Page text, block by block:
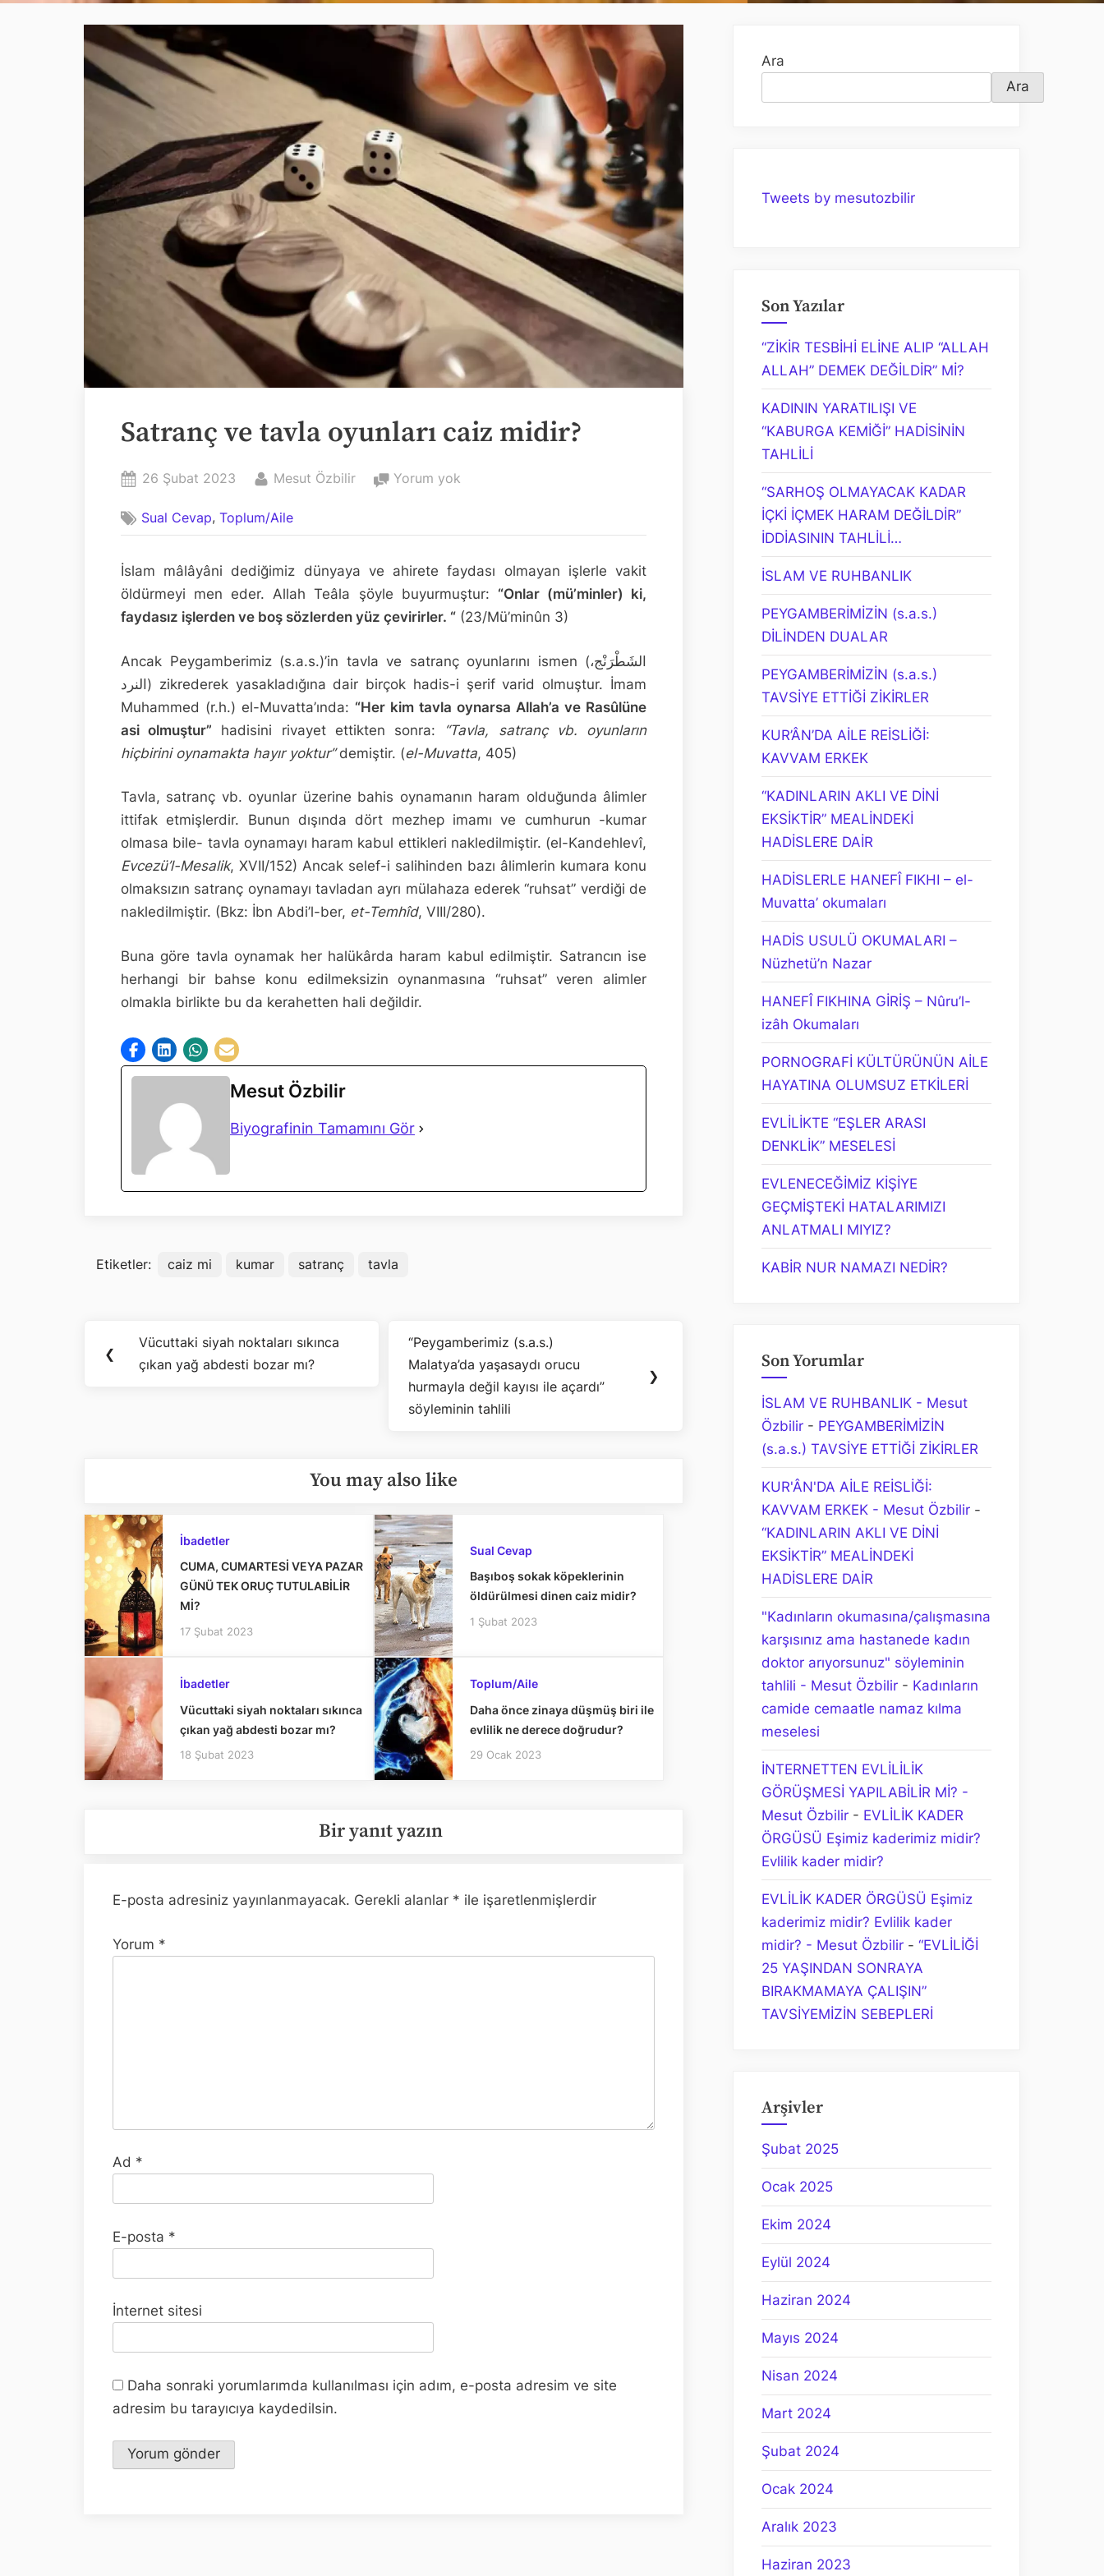
Satranç ve tavla oyunları caiz midir?
Posted
26 Şubat 2023 By
Mesut Özbilir Yorum yok
caiz
midir?
Sual Cevap,Toplum/Aile
İslam mâlâyâni dediğimiz dünyaya ve ahirete faydası olmayan işlerle vakit
öldürmeyi men eder. Allah Teâla şöyle buyurmuştur: “Onlar (mü’minler) ki,
faydasız işlerden ve boş sözlerden yüz çevirirler. “ (23/Mü’minûn 3)
Ancak Peygamberimiz (s.a.s.)’in tavla ve satranç oyunlarını ismen (الشَطْرَنْج،
النرد) zikrederek yasakladığına dair birçok hadis-i şerif varid olmuştur. İmam
Muhammed (r.h.) el-Muvatta’ında: “Her kim tavla oynarsa Allah’a ve Rasûlüne
asi olmuştur” hadisini rivayet ettikten sonra:
“Tavla, satranç vb. oyunların
hiçbirini oynamakta hayır yoktur”demiştir. (el-Muvatta, 405)
Tavla, satranç vb. oyunlar üzerine bahis oynamanın haram olduğunda âlimler
ittifak etmişlerdir. Bunun dışında dört mezhep imamı ve cumhurun -kumar
olmasa bile- tavla oynamayı haram kabul ettikleri nakledilmiştir. (el-Kandehlevî,
Evcezü’l-Mesalik, XVII/152) Ancak selef-i salihinden bazı âlimlerin kumara konu
olmaksızın satranç oynamayı tavladan ayrı mülahaza ederek “ruhsat” verdiği de
nakledilmiştir. (Bkz: İbn Abdi’l-ber, et-Temhîd, VIII/280).
Buna göre tavla oynamak her halükârda haram kabul edilmiştir. Satrancın ise
herhangi bir bahse konu edilmeksizin oynanmasına “ruhsat” veren alimler
olmakla birlikte bu da kerahetten hali değildir.
Mesut Özbilir
Biyografinin Tamamını Gör
Etiketler: caiz mi kumar satranç tavla
gezinmesi
❮
Previous
Post:
Vücuttaki siyah noktaları sıkınca
çıkan yağ abdesti bozar mı?
Next
Post:
“Peygamberimiz (s.a.s.)
Malatya’da yaşasaydı orucu
hurmayla değil kayısı ile açardı”
söyleminin tahlili
❯
You may also like
İbadetler
CUMA, CUMARTESİ VEYA PAZAR
GÜNÜ TEK ORUÇ TUTULABİLİR
Mİ?
17 Şubat 2023
Sual Cevap
Başıboş sokak köpeklerinin
öldürülmesi dinen caiz midir?
1 Şubat 2023
İbadetler
Vücuttaki siyah noktaları sıkınca
çıkan yağ abdesti bozar mı?
18 Şubat 2023
Toplum/Aile
Daha önce zinaya düşmüş biri ile
evlilik ne derece doğrudur?
29 Ocak 2023
Bir yanıt yazın
E-posta adresiniz yayınlanmayacak. Gerekli alanlar * ile işaretlenmişlerdir
Yorum *
Ad *
E-posta *
İnternet sitesi
Daha sonraki yorumlarımda kullanılması için adım, e-posta adresim ve site
adresim bu tarayıcıya kaydedilsin.
Ara
Ara
Tweets by mesutozbilir
Son Yazılar
“ZİKİR TESBİHİ ELİNE ALIP “ALLAH
ALLAH” DEMEK DEĞİLDİR” Mİ?
KADININ YARATILIŞI VE
“KABURGA KEMİĞİ” HADİSİNİN
TAHLİLİ
“SARHOŞ OLMAYACAK KADAR
İÇKİ İÇMEK HARAM DEĞİLDİR”
İDDİASININ TAHLİLİ…
İSLAM VE RUHBANLIK
PEYGAMBERİMİZİN (s.a.s.)
DİLİNDEN DUALAR
PEYGAMBERİMİZİN (s.a.s.)
TAVSİYE ETTİĞİ ZİKİRLER
KUR’ÂN’DA AİLE REİSLİĞİ:
KAVVAM ERKEK
“KADINLARIN AKLI VE DİNİ
EKSİKTİR” MEALİNDEKİ
HADİSLERE DAİR
HADİSLERLE HANEFÎ FIKHI – el-
Muvatta’ okumaları
HADİS USULÜ OKUMALARI –
Nüzhetü’n Nazar
HANEFÎ FIKHINA GİRİŞ – Nûru’l-
izâh Okumaları
PORNOGRAFİ KÜLTÜRÜNÜN AİLE
HAYATINA OLUMSUZ ETKİLERİ
EVLİLİKTE “EŞLER ARASI
DENKLİK” MESELESİ
EVLENECEĞİMİZ KİŞİYE
GEÇMİŞTEKİ HATALARIMIZI
ANLATMALI MIYIZ?
KABİR NUR NAMAZI NEDİR?
Son Yorumlar
İSLAM VE RUHBANLIK - Mesut
Özbilir - PEYGAMBERİMİZİN
(s.a.s.) TAVSİYE ETTİĞİ ZİKİRLER
KUR'ÂN'DA AİLE REİSLİĞİ:
KAVVAM ERKEK - Mesut Özbilir -
“KADINLARIN AKLI VE DİNİ
EKSİKTİR” MEALİNDEKİ
HADİSLERE DAİR
"Kadınların okumasına/çalışmasına
karşısınız ama hastanede kadın
doktor arıyorsunuz" söyleminin
tahlili - Mesut Özbilir - Kadınların
camide cemaatle namaz kılma
meselesi
İNTERNETTEN EVLİLİLİK
GÖRÜŞMESİ YAPILABİLİR Mİ? -
Mesut Özbilir - EVLİLİK KADER
ÖRGÜSÜ Eşimiz kaderimiz midir?
Evlilik kader midir?
EVLİLİK KADER ÖRGÜSÜ Eşimiz
kaderimiz midir? Evlilik kader
midir? - Mesut Özbilir - “EVLİLİĞİ
25 YAŞINDAN SONRAYA
BIRAKMAMAYA ÇALIŞIN”
TAVSİYEMİZİN SEBEPLERİ
Arşivler
Şubat 2025
Ocak 2025
Ekim 2024
Eylül 2024
Haziran 2024
Mayıs 2024
Nisan 2024
Mart 2024
Şubat 2024
Ocak 2024
Aralık 2023
Haziran 2023